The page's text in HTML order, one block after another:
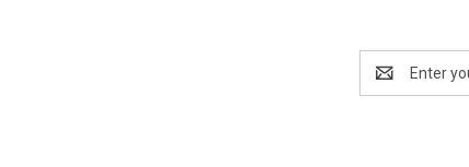
Address